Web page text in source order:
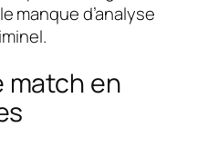
manque d’analyse
match en